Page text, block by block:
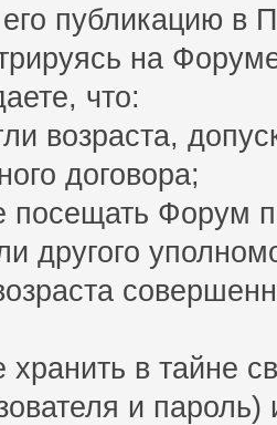
его публикацию в
на
что:
возраста,
договора;
Форум
другого
в тайне
и пароль)